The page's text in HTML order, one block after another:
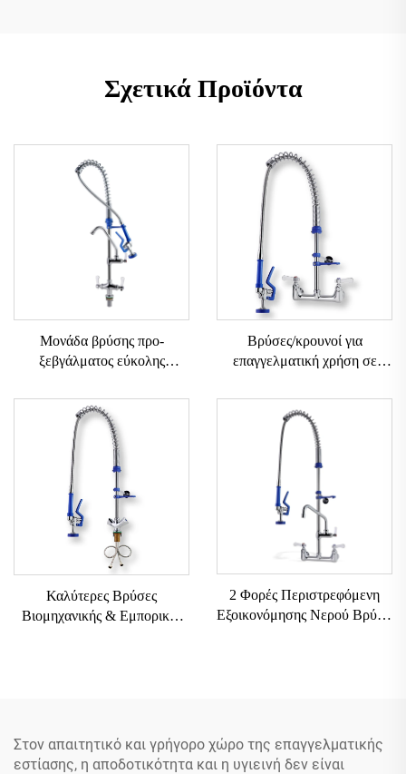
Σχετικά Προϊόντα
Μονάδα βρύσης προ-
ξεβγάλματος εύκολης
38" τύπου εγκατάστασης στην
επιφάνεια του νεροχύτη, 12"
επαγγελματική βρύση για
προ-ξέβγαλμα με αγκώνα για
Βρύσες/κρουνοί για
επαγγελματική χρήση σε
τύπου τοίχου, για προ-
ξέβγαλμα, από ανοξείδωτο
ατσάλι 304 και μπρούντζο, για
κουζινικές βρύσες
Καλύτερες Βρύσες
Βιομηχανικής & Εμπορικής
Κουζίνα
2 Φορές Περιστρεφόμενη
Εξοικονόμησης Νερού Βρύση
Στον απαιτητικό και γρήγορο χώρο της επαγγελματικής
εστίασης, η αποδοτικότητα και η υγιεινή δεν είναι